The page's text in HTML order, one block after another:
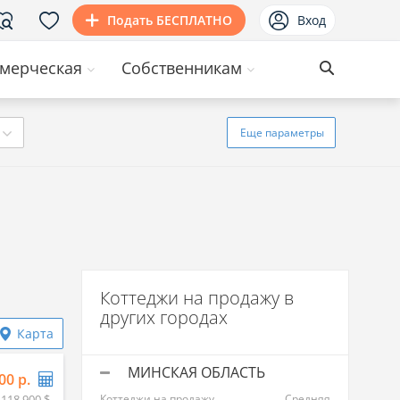
Подать БЕСПЛАТНО Вход
Собственникам
Еще параметры
Карта
р.
Коттеджи на продажу в
других городах
МИНСКАЯ ОБЛАСТЬ